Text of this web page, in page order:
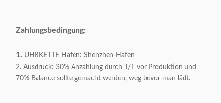
Appliable:
Zahlungsbedingung:
1. UHRKETTE Hafen: Shenzhen-Hafen
2. Ausdruck: 30% Anzahlung durch T/T vor Produktion und
70% Balance sollte gemacht werden, weg bevor man lädt.